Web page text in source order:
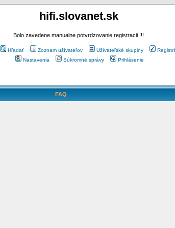
hifi.slovanet.sk
Bolo zavedene manualne potvrdzovanie registracii !!!
Hľadať Zoznam užívateľov Užívateľské skupiny
Nastavenia
Súkromné správy Prihlásenie
FAQ